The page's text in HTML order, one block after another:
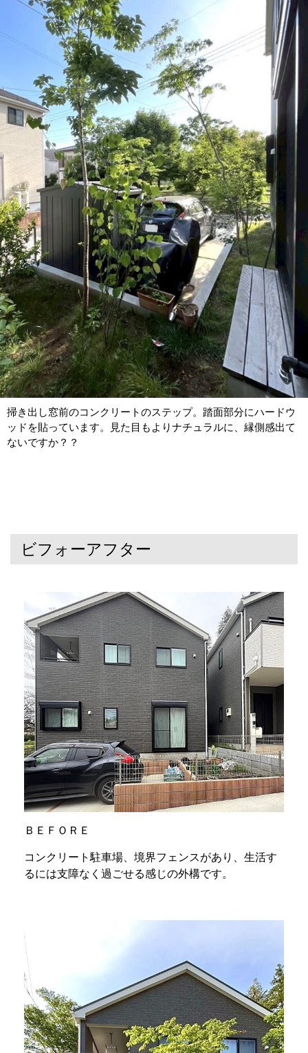
掃き出し窓前のコンクリートのステップ。踏面部分にハードウ
ッドを貼っています。見た目もよりナチュラルに、縁側感出て
ないですか？？
ビフォーアフター
ＢＥＦＯＲＥ
コンクリート駐車場、境界フェンスがあり、生活す
るには支障なく過ごせる感じの外構です。